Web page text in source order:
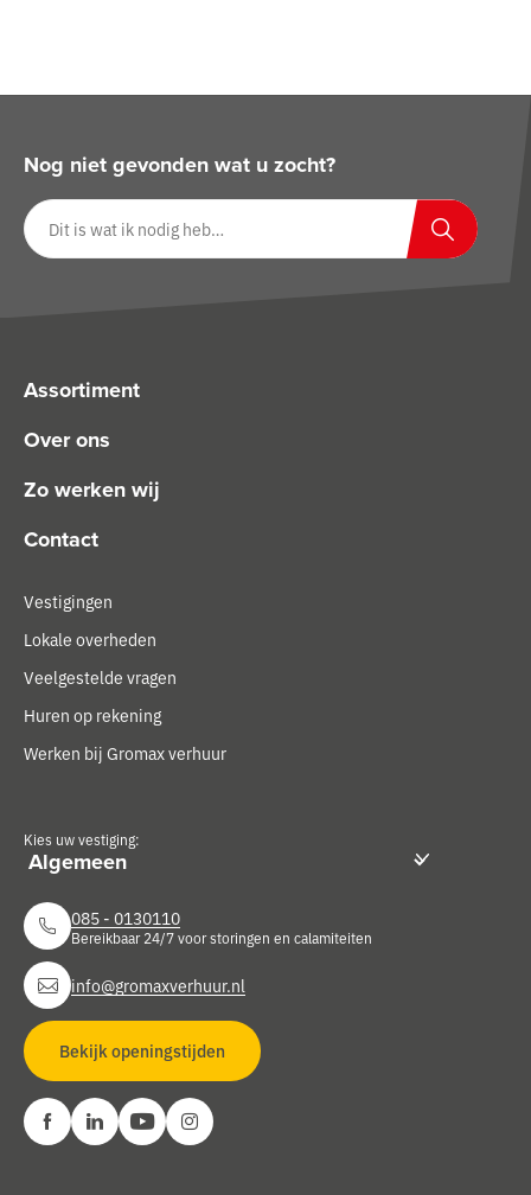
Nog niet gevonden wat u zocht?
Zoeken op website
Zoeken
Assortiment
Over ons
Zo werken wij
Contact
Vestigingen
Lokale overheden
Veelgestelde vragen
Huren op rekening
Werken bij Gromax verhuur
Kies uw vestiging:
085 - 0130110
Bereikbaar 24/7 voor storingen en calamiteiten
info@gromaxverhuur.nl
Bekijk openingstijden